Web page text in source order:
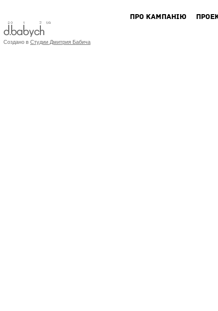
ПРО КАМПАНIЮ
Создано в Студии Дмитрия Бабича